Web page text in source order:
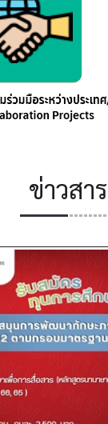
ข่าวสาร